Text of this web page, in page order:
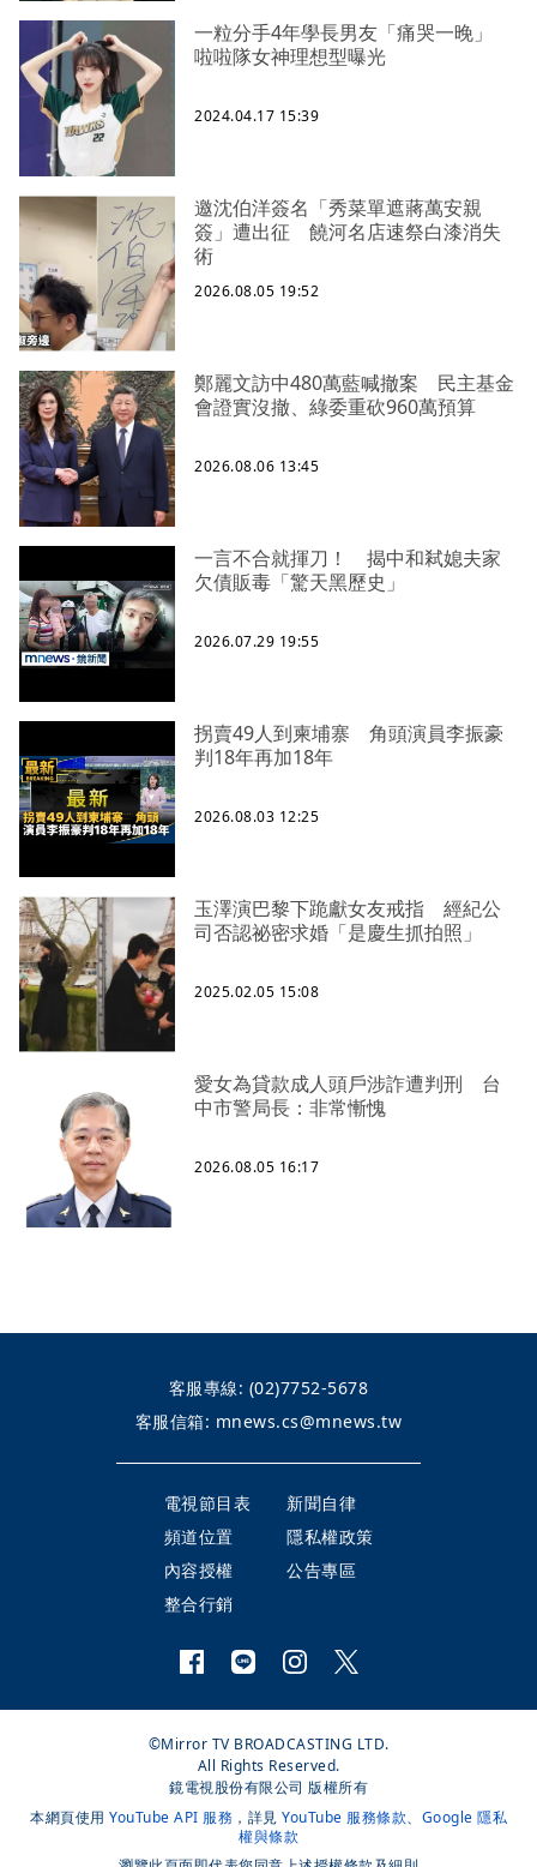
一粒分手4年學長男友「痛哭一晚」
啦啦隊女神理想型曝光
2024.04.17 15:39
邀沈伯洋簽名「秀菜單遮蔣萬安親
簽」遭出征 饒河名店速祭白漆消失
術
2026.08.05 19:52
鄭麗文訪中480萬藍喊撤案 民主基金
會證實沒撤、綠委重砍960萬預算
2026.08.06 13:45
一言不合就揮刀！ 揭中和弒媳夫家
欠債販毒「驚天黑歷史」
2026.07.29 19:55
拐賣49人到柬埔寨 角頭演員李振豪
判18年再加18年
2026.08.03 12:25
玉澤演巴黎下跪獻女友戒指 經紀公
司否認祕密求婚「是慶生抓拍照」
2025.02.05 15:08
愛女為貸款成人頭戶涉詐遭判刑 台
中市警局長：非常慚愧
2026.08.05 16:17
客服專線: (02)7752-5678
客服信箱: mnews.cs@mnews.tw
電視節目表
新聞自律
頻道位置
隱私權政策
內容授權
公告專區
整合行銷
©Mirror TV BROADCASTING LTD.
All Rights Reserved.
鏡電視股份有限公司 版權所有
本網頁使用 YouTube API 服務 ，詳見 YouTube 服務條款、 Google 隱私
權與條款